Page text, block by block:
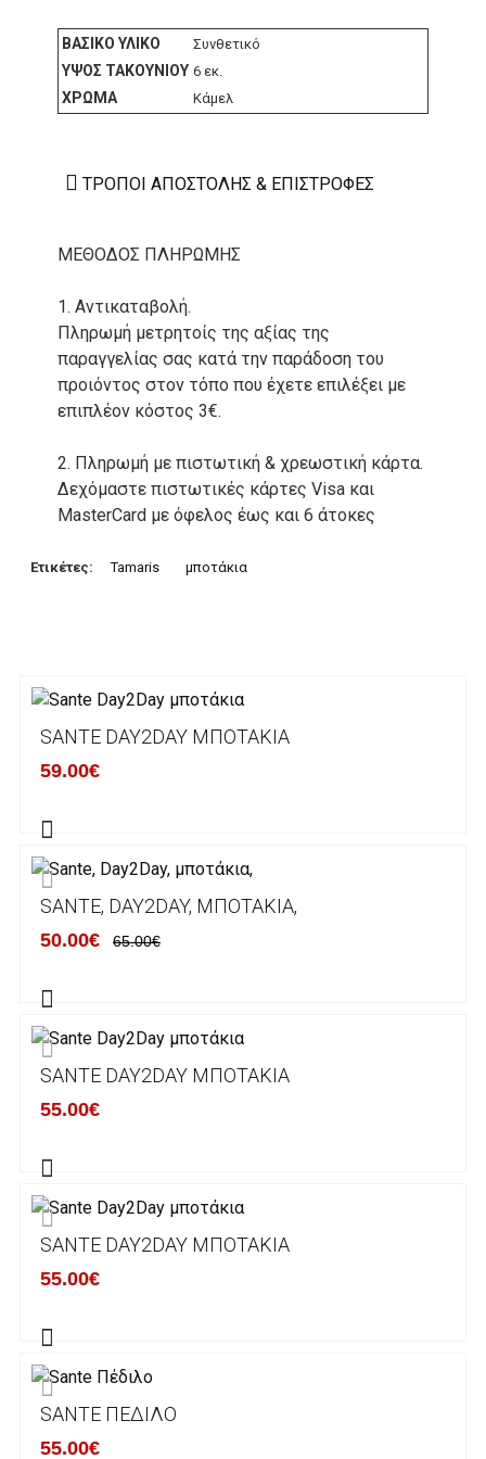
ΒΑΣΙΚΌ ΥΛΙΚΌ Συνθετικό
ΎΨΟΣ ΤΑΚΟΥΝΙΟΎ 6 εκ.
ΧΡΏΜΑ Κάμελ
ΤΡΌΠΟΙ ΑΠΟΣΤΟΛΉΣ & ΕΠΙΣΤΡΟΦΈΣ
ΜΕΘΟΔΟΣ ΠΛΗΡΩΜΗΣ
1. Αντικαταβολή.
Πληρωμή μετρητοίς της αξίας της
παραγγελίας σας κατά την παράδοση του
προιόντος στον τόπο που έχετε επιλέξει με
επιπλέον κόστος 3€.
2. Πληρωμή με πιστωτική & χρεωστική κάρτα.
Δεχόμαστε πιστωτικές κάρτες Visa και
MasterCard με όφελος έως και 6 άτοκες
μας κατάστημα πραγρατοποιούνται μέσα από
Λογαριασμό.
κάποιον απο τους ακόλουθους τραπεζικούς
λογαριασμούς:
ΕΞΟΔΑ ΑΠΟΣΤΟΛΗΣ
ΕΛΛΑΔΑ
μεταφορικών 2€ για αγορές κάτω των 50€
Τα προϊόντα που παραγγέλνει ο χρήστης μέσω
του ηλεκτρονικού καταστήματος lablanca.gr
Χρόνος Διεκπεραίωσης Παραγγελιών:
ΠΟΛΙΤΙΚΗ ΕΠΙΣΤΡΟΦΩΝ
Ετικέτες: Tamaris μποτάκια
SANTE DAY2DAY ΜΠΟΤΆΚΙΑ
59.00€
SANTE, DAY2DAY, ΜΠΟΤΆΚΙΑ,
50.00€ 65.00€
SANTE DAY2DAY ΜΠΟΤΆΚΙΑ
55.00€
SANTE DAY2DAY ΜΠΟΤΆΚΙΑ
55.00€
SANTE ΠΈΔΙΛΟ
55.00€